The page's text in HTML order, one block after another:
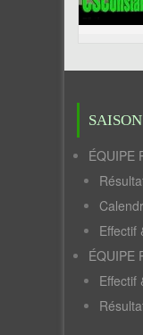
SAISON
ÉQUIPE
Effectif
ÉQUIPE
Effectif